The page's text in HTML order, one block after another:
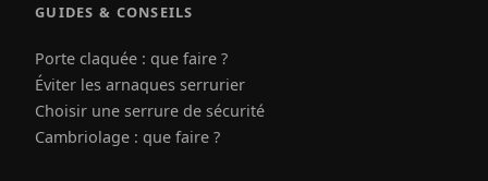
GUIDES & CONSEILS
Porte claquée : que faire ?
Éviter les arnaques serrurier
Choisir une serrure de sécurité
Cambriolage : que faire ?